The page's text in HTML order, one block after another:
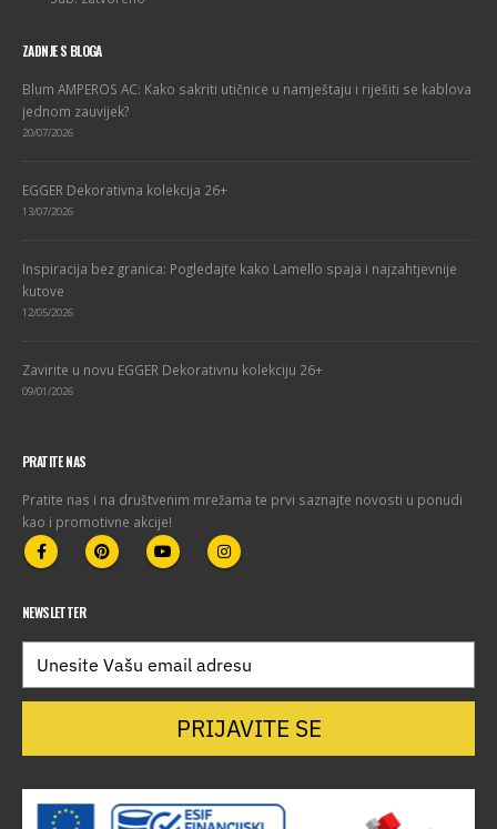
ZADNJE S BLOGA
Blum AMPEROS AC: Kako sakriti utičnice u namještaju i riješiti se kablova
jednom zauvijek?
20/07/2026
EGGER Dekorativna kolekcija 26+
13/07/2026
Inspiracija bez granica: Pogledajte kako Lamello spaja i najzahtjevnije
kutove
12/05/2026
Zavirite u novu EGGER Dekorativnu kolekciju 26+
09/01/2026
PRATITE NAS
Pratite nas i na društvenim mrežama te prvi saznajte novosti u ponudi
kao i promotivne akcije!
NEWSLETTER
PRIJAVITE SE